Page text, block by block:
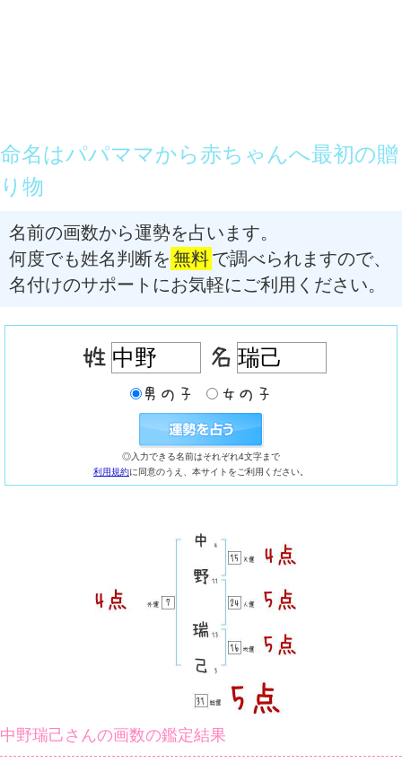
命名はパパママから赤ちゃんへ最初の贈
り物
名前の画数から運勢を占います。
何度でも姓名判断を 無料で調べられますので、
名付けのサポートにお気軽にご利用ください。
◎入力できる名前はそれぞれ4文字まで
利用規約に同意のうえ、本サイトをご利用ください。
中野瑞己さんの画数の鑑定結果